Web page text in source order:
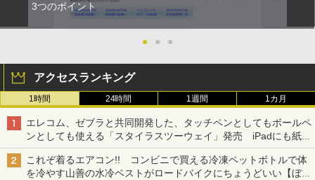
3つのポイント
● ● ●
アクセスランキング
1時間 24時間 1週間 1カ月
エレコム、ゼブラと共同開発した、タッチペンとしてもボールペ
ンとしても使える「スタイラスツーウェイ」発売 iPadにも紙に
も、持ち替えずに書き込める
これぞ着るエアコン!! コンビニで買える冷凍ペットボトルで体
を冷やす山善の水冷ベストがロードバイクにちょうどいい【ぼっ